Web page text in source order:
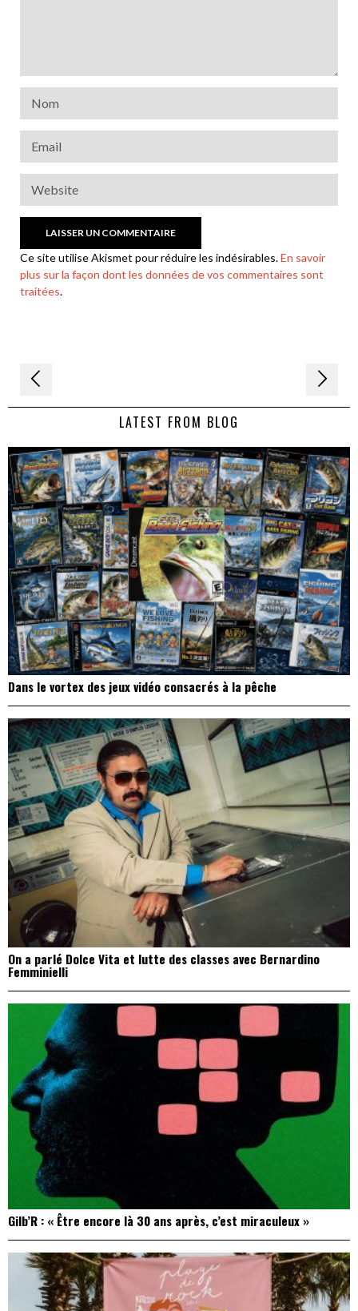
Ce site utilise Akismet pour réduire les indésirables.En savoir
plus sur la façon dont les données de vos commentaires sont
traitées.
Navigation
de LATEST FROM BLOG
Dans le vortex des jeux vidéo consacrés à la pêche
On a parlé Dolce Vita et lutte des classes avec Bernardino
Femminielli
Gilb’R : « Être encore là 30 ans après, c’est miraculeux »